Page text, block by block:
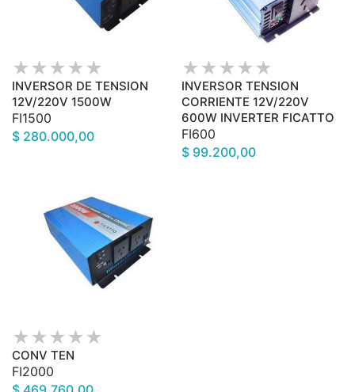
INVERSOR DE TENSION
12V/220V 1500W
FI1500
$ 280.000,00
INVERSOR TENSION
CORRIENTE 12V/220V
600W INVERTER FICATTO
FI600
$ 99.200,00
CONV TEN
FI2000